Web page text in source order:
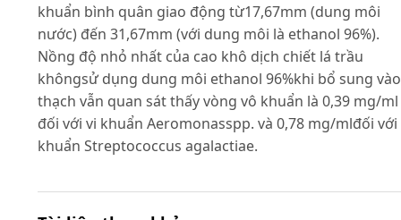
khuẩn bình quân giao động từ17,67mm (dung môi
nước) đến 31,67mm (với dung môi là ethanol 96%).
Nồng độ nhỏ nhất của cao khô dịch chiết lá trầu
khôngsử dụng dung môi ethanol 96%khi bổ sung
thạch vẫn quan sát thấy vòng vô khuẩn là 0,39 mg/ml
đối với vi khuẩn Aeromonasspp. và 0,78 mg/mlđối với
khuẩn Streptococcus agalactiae.